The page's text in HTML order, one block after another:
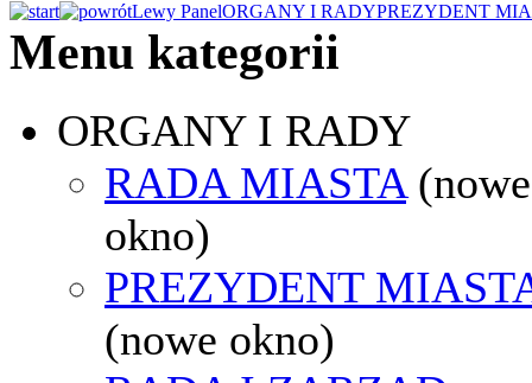
Lewy PanelORGANY I RADYPREZYDENT
Menu kategorii
ORGANY I RADY
RADA MIASTA (nowe
okno)
PREZYDENT
(nowe okno)